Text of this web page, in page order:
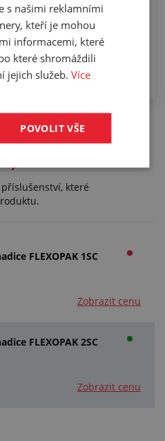
které
FLEXOPAK 1SC
Zobrazit cenu
FLEXOPAK 2SC
Zobrazit cenu
s našimi reklamními
kteří je mohou
informacemi, které
které shromáždili
jejich služeb.Více
POVOLIT VŠE